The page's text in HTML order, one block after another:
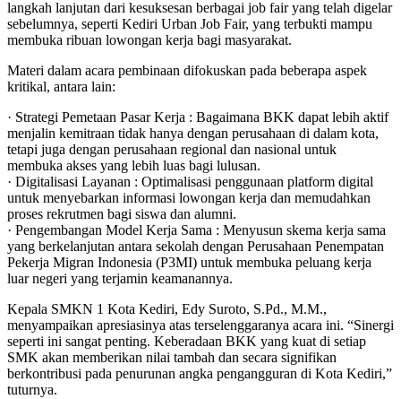
langkah lanjutan dari kesuksesan berbagai job fair yang telah digelar
sebelumnya, seperti Kediri Urban Job Fair, yang terbukti mampu
membuka ribuan lowongan kerja bagi masyarakat.
Materi dalam acara pembinaan difokuskan pada beberapa aspek
kritikal, antara lain:
· Strategi Pemetaan Pasar Kerja : Bagaimana BKK dapat lebih aktif
menjalin kemitraan tidak hanya dengan perusahaan di dalam kota,
tetapi juga dengan perusahaan regional dan nasional untuk
membuka akses yang lebih luas bagi lulusan.
· Digitalisasi Layanan : Optimalisasi penggunaan platform digital
untuk menyebarkan informasi lowongan kerja dan memudahkan
proses rekrutmen bagi siswa dan alumni.
· Pengembangan Model Kerja Sama : Menyusun skema kerja sama
yang berkelanjutan antara sekolah dengan Perusahaan Penempatan
Pekerja Migran Indonesia (P3MI) untuk membuka peluang kerja
luar negeri yang terjamin keamanannya.
Kepala SMKN 1 Kota Kediri, Edy Suroto, S.Pd., M.M.,
menyampaikan apresiasinya atas terselenggaranya acara ini. “Sinergi
seperti ini sangat penting. Keberadaan BKK yang kuat di setiap
SMK akan memberikan nilai tambah dan secara signifikan
berkontribusi pada penurunan angka pengangguran di Kota Kediri,”
tuturnya.